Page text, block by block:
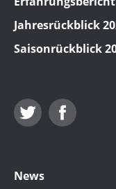
Jahresrückblick
Saisonrückblick
Twitter
News